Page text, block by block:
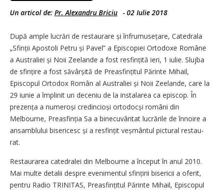
Un articol de: Pr. Alexandru Briciu - 02 Iulie 2018
După ample lucrări de restau­rare și înfrumusețare, Catedrala
„Sfinții Apostoli Petru și Pavel” a Episcopiei Ortodoxe Române
a Australiei și Noii Zeelande a fost resfințită ieri, 1 iulie. Slujba
de sfin­țire a fost săvârșită de Prea­sfin­țitul Părinte Mihail,
Episcopul Ortodox Român al Australiei și Noii Zeelande, care la
29 iunie a împlinit un deceniu de la instalarea ca episcop. În
prezența a nu­meroși cre­dincioși ortodocși români din
Melbourne, Preasfinția Sa a bine­cuvântat lucrările de înnoire a
ansamblului bisericesc și a re­sfințit veșmântul pictural restau­
rat.
Restaurarea catedralei din Melbourne a început în anul 2010.
Mai multe detalii despre evenimentul sfințirii bisericii a oferit,
pentru Radio TRINITAS, Prea­sfin­țitul Părinte Mihail, Episcopul